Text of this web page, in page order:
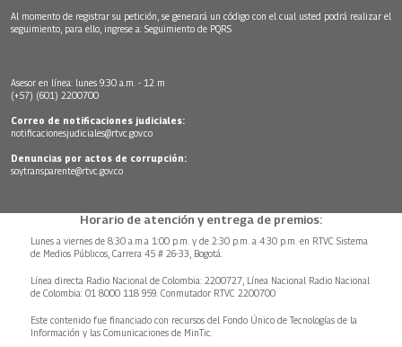
Al momento de registrar su petición, se generará un código con el cual usted podrá realizar el
seguimiento, para ello, ingrese a: Seguimiento de PQRS
Asesor en línea: lunes 9:30 a.m. - 12 m
(+57) (601) 2200700
Correo de notificaciones judiciales:
notificacionesjudiciales@rtvc.gov.co
Denuncias por actos de corrupción:
soytransparente@rtvc.gov.co
Horario de atención y entrega de premios:
Lunes a viernes de 8:30 a.m.a 1:00 p.m. y de 2:30 p.m. a 4:30 p.m. en RTVC Sistema
de Medios Públicos, Carrera 45 # 26-33, Bogotá.
Línea directa Radio Nacional de Colombia: 2200727, Línea Nacional Radio Nacional
de Colombia: 01 8000 118 959. Conmutador RTVC 2200700
Este contenido fue financiado con recursos del Fondo Único de Tecnologías de la
Información y las Comunicaciones de MinTic.